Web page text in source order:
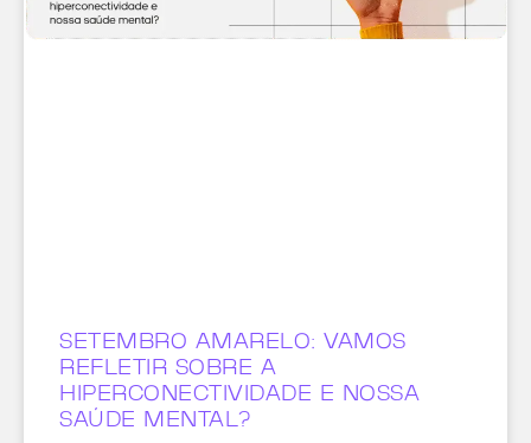
SETEMBRO AMARELO: VAMOS
REFLETIR SOBRE A
HIPERCONECTIVIDADE E NOSSA
SAÚDE MENTAL?